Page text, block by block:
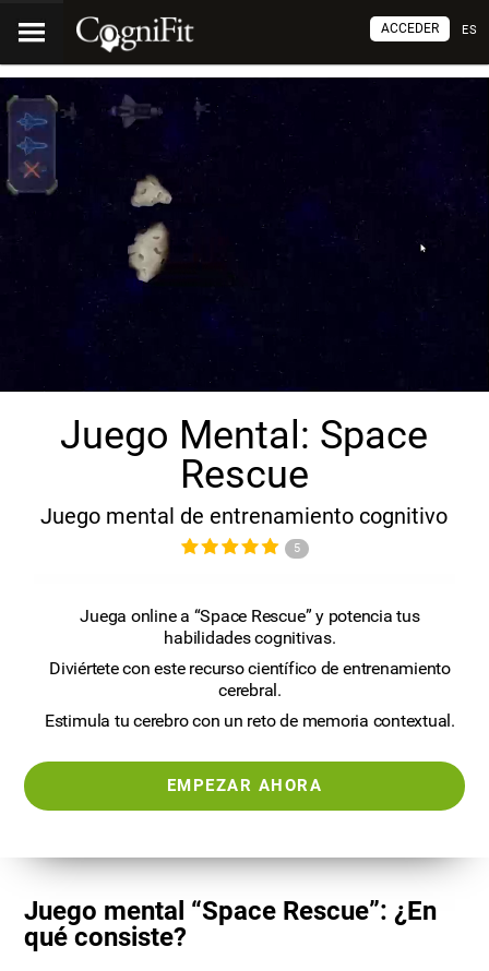
ES
ACCEDER
Juego Mental: Space
Rescue
Juego mental de entrenamiento cognitivo
5
Juega online a “Space Rescue” y potencia tus
habilidades cognitivas.
Diviértete con este recurso científico de entrenamiento
cerebral.
Estimula tu cerebro con un reto de memoria contextual.
EMPEZAR AHORA
Juego mental “Space Rescue”: ¿En
qué consiste?